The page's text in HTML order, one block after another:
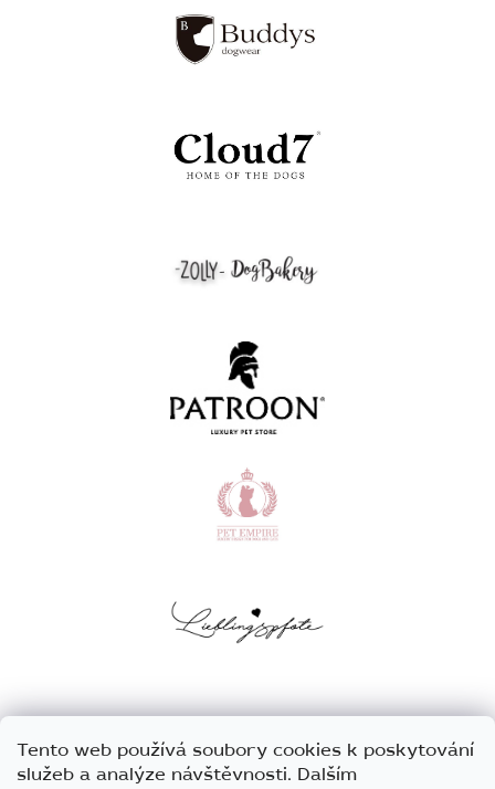
Tento web používá soubory cookies k poskytování
služeb a analýze návštěvnosti. Dalším